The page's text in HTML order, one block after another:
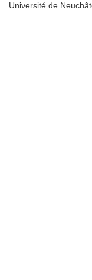
Université de